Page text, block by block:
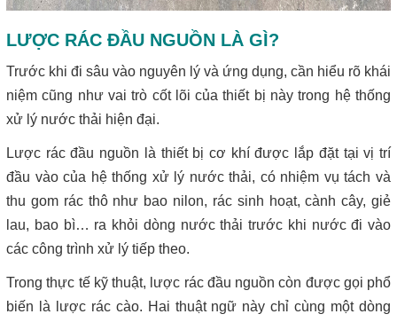
LƯỢC RÁC ĐẦU NGUỒN LÀ GÌ?
Trước khi đi sâu vào nguyên lý và ứng dụng, cần hiểu rõ khái
niệm cũng như vai trò cốt lõi của thiết bị này trong hệ thống
xử lý nước thải hiện đại.
Lược rác đầu nguồn là thiết bị cơ khí được lắp đặt tại vị trí
đầu vào của hệ thống xử lý nước thải, có nhiệm vụ tách và
thu gom rác thô như bao nilon, rác sinh hoạt, cành cây, giẻ
lau, bao bì… ra khỏi dòng nước thải trước khi nước đi vào
các công trình xử lý tiếp theo.
Trong thực tế kỹ thuật, lược rác đầu nguồn còn được gọi phổ
biến là lược rác cào. Hai thuật ngữ này chỉ cùng một dòng